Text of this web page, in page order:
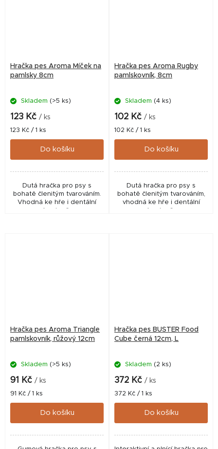
Hračka pes Aroma Míček na
pamlsky 8cm
Skladem (>5 ks)
123 Kč / ks
Měrná
cena:
123 Kč / 1 ks
Do košíku
Dutá hračka pro psy s
bohatě členitým tvarováním.
Vhodná ke hře i dentální
hygieně.
Hračka pes Aroma Rugby
pamlskovník, 8cm
Skladem (4 ks)
102 Kč / ks
Měrná
cena:
102 Kč / 1 ks
Do košíku
Dutá hračka pro psy s
bohatě členitým tvarováním,
vhodná ke hře i dentální
hygieně.
Hračka pes Aroma Triangle
pamlskovník, růžový 12cm
Skladem (>5 ks)
91 Kč / ks
Měrná
cena:
91 Kč / 1 ks
Do košíku
Hračka pes BUSTER Food
Cube černá 12cm, L
Skladem (2 ks)
372 Kč / ks
Měrná
cena:
372 Kč / 1 ks
Do košíku